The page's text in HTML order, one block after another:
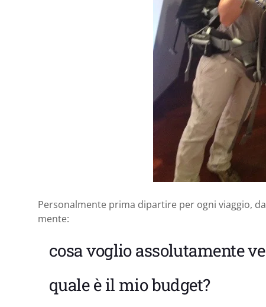
Personalmente prima dipartire per ogni viaggio,
mente:
cosa voglio assolutamente
quale è il mio budget?